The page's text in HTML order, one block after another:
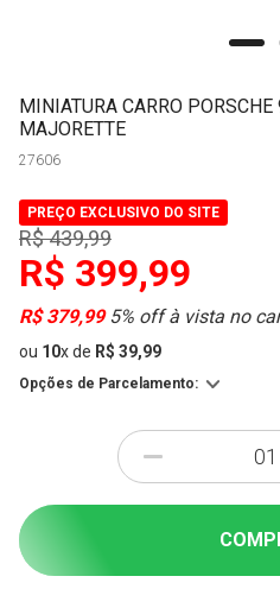
MINIATURA CARRO
MAJORETTE
27606
PREÇO EXCLUSIVO DO SITE
R$ 439,99
R$ 399,99
R$ 379,995% off à vista no
ou 10xde R$ 39,99
Opções de Parcelamento:
-